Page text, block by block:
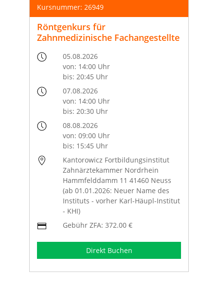
Kursnummer: 26949
Röntgenkurs für
Zahnmedizinische Fachangestellte
05.08.2026
von: 14:00 Uhr
bis: 20:45 Uhr
07.08.2026
von: 14:00 Uhr
bis: 20:30 Uhr
08.08.2026
von: 09:00 Uhr
bis: 15:45 Uhr
Kantorowicz Fortbildungsinstitut
Zahnärztekammer Nordrhein
Hammfelddamm 11 41460 Neuss
(ab 01.01.2026: Neuer Name des
Instituts - vorher Karl-Häupl-Institut
- KHI)
Gebühr ZFA: 372.00 €
Direkt Buchen